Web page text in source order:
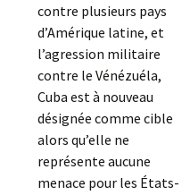
contre plusieurs pays
d’Amérique latine, et
l’agression militaire
contre le Vénézuéla,
Cuba est à nouveau
désignée comme cible
alors qu’elle ne
représente aucune
menace pour les États-